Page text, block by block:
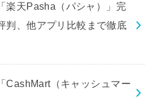
楽天Pasha（パシャ）」完
判、他アプリ比較まで徹底
CashMart（キャッシュマー